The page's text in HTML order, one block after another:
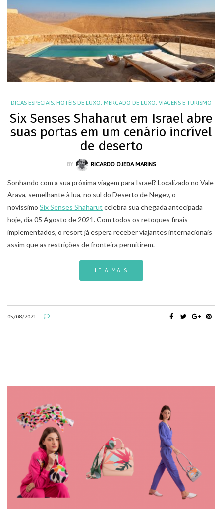
DICAS ESPECIAIS, HOTÉIS DE LUXO, MERCADO DE LUXO, VIAGENS E TURISMO
Six Senses Shaharut em Israel abre
suas portas em um cenário incrível
de deserto
BY RICARDO OJEDA MARINS
Sonhando com a sua próxima viagem para Israel? Localizado no Vale
Arava, semelhante à lua, no sul do Deserto de Negev, o
novíssimo Six Senses Shaharut celebra sua chegada antecipada
hoje, dia 05 Agosto de 2021. Com todos os retoques finais
implementados, o resort já espera receber viajantes internacionais
assim que as restrições de fronteira permitirem.
LEIA MAIS
05/08/2021